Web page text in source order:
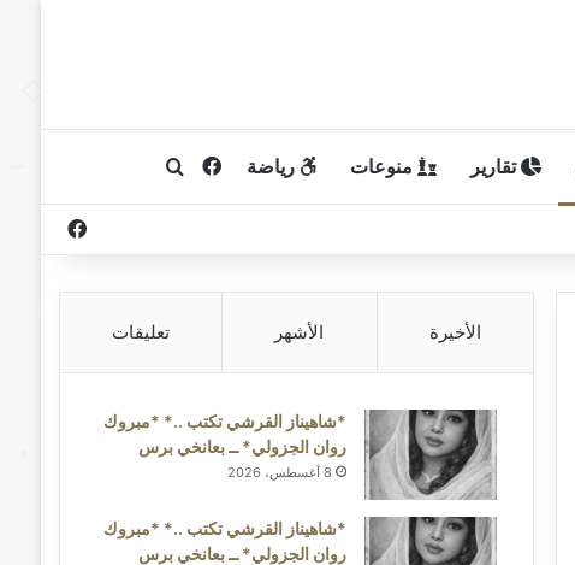
تقارير منوعات رياضة فيسبوكبحث عن
الأخيرة الأشهر تعليقات
*شاهيناز القرشي تكتب ..* *مبروك
روان الجزولي* ــ بعانخي برس
8 أغسطس، 2026
*شاهيناز القرشي تكتب ..* *مبروك
روان الجزولي* ــ بعانخي برس